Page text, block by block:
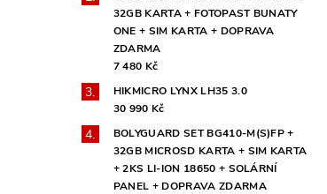
32GB KARTA + FOTOPAST BUNATY
ONE + SIM KARTA + DOPRAVA
ZDARMA
7 480 Kč
HIKMICRO LYNX LH35 3.0
30 990 Kč
BOLYGUARD SET BG410-M(S)FP +
32GB MICROSD KARTA + SIM KARTA
+ 2KS LI-ION 18650 + SOLÁRNÍ
PANEL + DOPRAVA ZDARMA